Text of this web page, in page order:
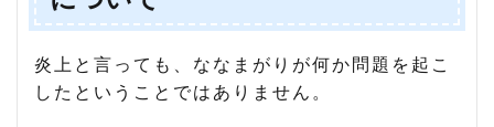
炎上と言っても、ななまがりが何か問題を起こ
したということではありません。